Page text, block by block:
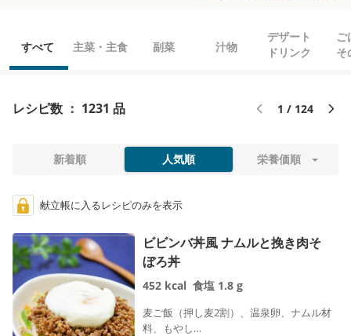
キーワード
食事のお悩みに合わせて絞り込む
す。「人気順」「新着順」で並べ替えることはできません。
塩分が気になる 食物繊維をとりたい
便秘 お腹がゆるい
風邪 口内炎
すべて 主菜・主食 副菜 汁物
デザート
ドリンク
ご
そ
レシピ数 ： 1231 品 1 / 124
新着順 人気順 栄養価順
献立帳に入るレシピのみを表示
ビビンバ丼風 ナムルと挽き肉そ
ぼろ丼
452 kcal 食塩 1.8 g
麦ご飯（押し麦2割）、温泉卵、ナムル材
料、もやし…